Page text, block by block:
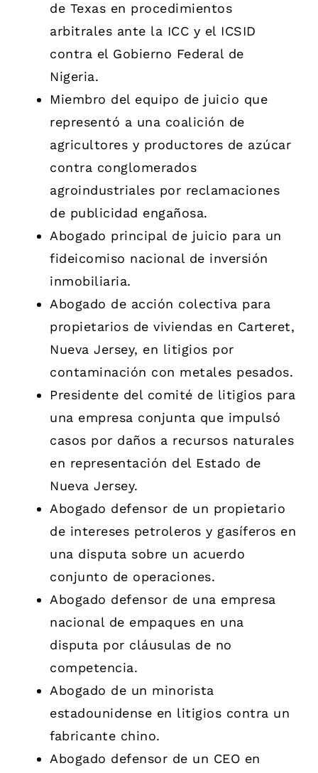
de Texas en procedimientos
arbitrales ante la ICC y el ICSID
contra el Gobierno Federal de
Nigeria.
Miembro del equipo de juicio que
representó a una coalición de
agricultores y productores de azúcar
contra conglomerados
agroindustriales por reclamaciones
de publicidad engañosa.
Abogado principal de juicio para un
fideicomiso nacional de inversión
inmobiliaria.
Abogado de acción colectiva para
propietarios de viviendas en Carteret,
Nueva Jersey, en litigios por
contaminación con metales pesados.
Presidente del comité de litigios para
una empresa conjunta que impulsó
casos por daños a recursos naturales
en representación del Estado de
Nueva Jersey.
Abogado defensor de un propietario
de intereses petroleros y gasíferos en
una disputa sobre un acuerdo
conjunto de operaciones.
Abogado defensor de una empresa
nacional de empaques en una
disputa por cláusulas de no
competencia.
Abogado de un minorista
estadounidense en litigios contra un
fabricante chino.
Abogado defensor de un CEO en